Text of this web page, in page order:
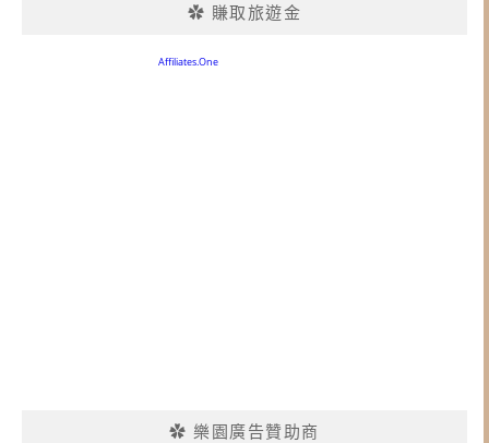
✿ 賺取旅遊金
✿ 樂園廣告贊助商